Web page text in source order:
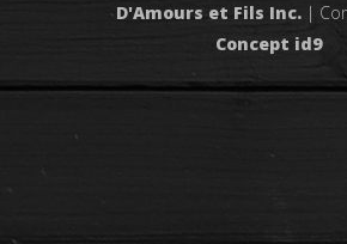
D'Amours et Fils Inc. |
Concept id9